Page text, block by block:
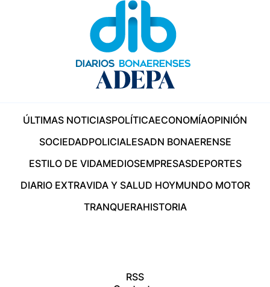
ÚLTIMAS NOTICIASPOLÍTICAECONOMÍAOPINIÓN
SOCIEDADPOLICIALESADN BONAERENSE
ESTILO DE VIDAMEDIOSEMPRESASDEPORTES
DIARIO EXTRAVIDA Y SALUD HOYMUNDO MOTOR
TRANQUERAHISTORIA
RSS